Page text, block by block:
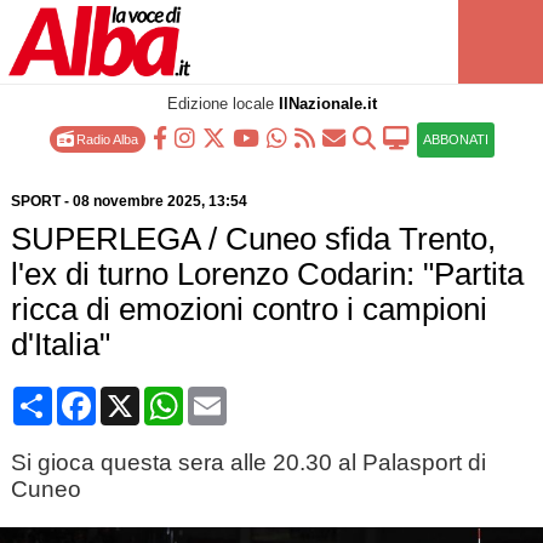
Edizione locale IlNazionale.it
Radio Alba ABBONATI
SPORT- 08 novembre 2025, 13:54
SUPERLEGA / Cuneo sfida Trento,
l'ex di turno Lorenzo Codarin: "Partita
ricca di emozioni contro i campioni
d'Italia"
CondividiFacebook
X WhatsApp
Email
Si gioca questa sera alle 20.30 al Palasport di
Cuneo